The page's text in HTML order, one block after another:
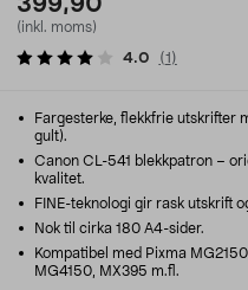
399,90
(inkl. moms)
4.0 (1 )
Fargesterke, flekkfrie utskrifter
gult).
Canon CL-541 blekkpatron –
kvalitet.
FINE-teknologi gir rask utskrift
Nok til cirka 180 A4-sider.
Kompatibel med Pixma
MG4150, MX395 m.fl.